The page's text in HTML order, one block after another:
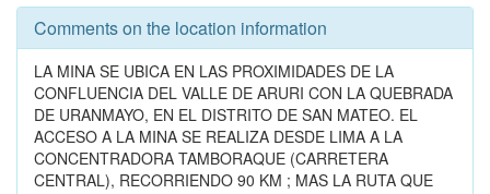
Comments on the location information
LA MINA SE UBICA EN LAS PROXIMIDADES DE LA
CONFLUENCIA DEL VALLE DE ARURI CON LA QUEBRADA
DE URANMAYO, EN EL DISTRITO DE SAN MATEO. EL
ACCESO A LA MINA SE REALIZA DESDE LIMA A LA
CONCENTRADORA TAMBORAQUE (CARRETERA
CENTRAL), RECORRIENDO 90 KM ; MAS LA RUTA QUE